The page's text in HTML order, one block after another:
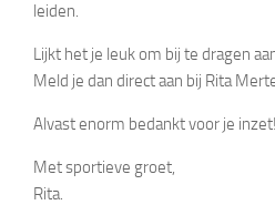
leiden.
Lijkt het je leuk om bij te dragen
Meld je dan direct aan bij Rita
Alvast enorm bedankt voor je inzet!
Met sportieve groet,
Rita.